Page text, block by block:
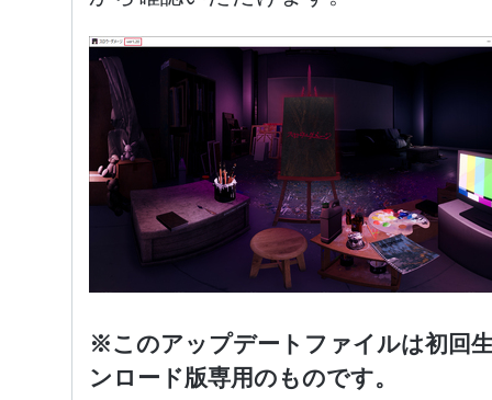
※このアップデートファイルは初回
ンロード版専用のものです。